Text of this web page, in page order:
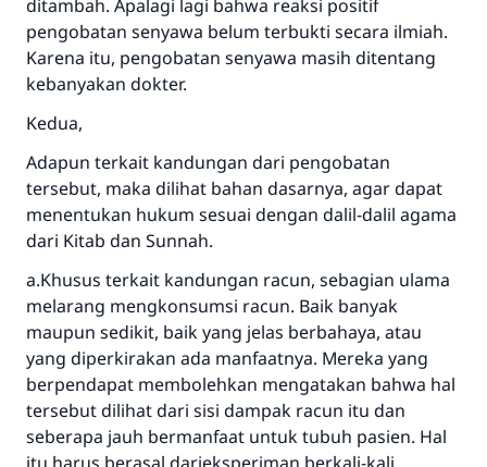
ditambah. Apalagi lagi bahwa reaksi positif
pengobatan senyawa belum terbukti secara ilmiah.
Karena itu, pengobatan senyawa masih ditentang
kebanyakan dokter.
Kedua,
Adapun terkait kandungan dari pengobatan
tersebut, maka dilihat bahan dasarnya, agar dapat
menentukan hukum sesuai dengan dalil-dalil agama
dari Kitab dan Sunnah.
a.Khusus terkait kandungan racun, sebagian ulama
melarang mengkonsumsi racun. Baik banyak
maupun sedikit, baik yang jelas berbahaya, atau
yang diperkirakan ada manfaatnya. Mereka yang
berpendapat membolehkan mengatakan bahwa hal
tersebut dilihat dari sisi dampak racun itu dan
seberapa jauh bermanfaat untuk tubuh pasien. Hal